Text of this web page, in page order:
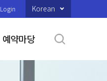
Login Korean
예약마당